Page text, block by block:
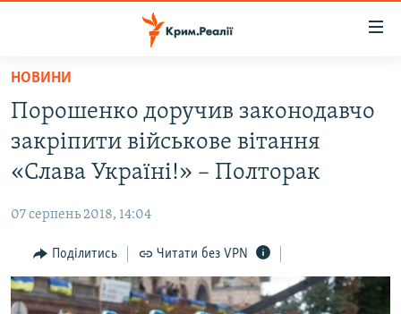
Перейти
основного
матеріалу
Перейти
до
основної
навігації
Перейти
до
пошуку
ВОДА.КРИМ
ВІДЕО ТА ФОТО
БЛОГИ
ПОГЛЯД
ІНТЕРВ'Ю
НОВИНИ
Порошенко доручив законодавчо
закріпити військове вітання
«Слава Україні!» – Полторак
07 серпень 2018, 14:04
Поділитись Читати без VPN